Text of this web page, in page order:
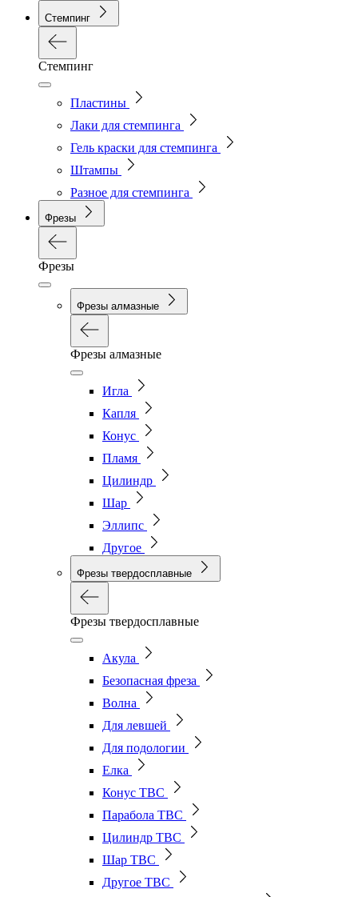
Стемпинг
Стемпинг
Пластины
Лаки для стемпинга
Гель краски для стемпинга
Штампы
Разное для стемпинга
Фрезы
Фрезы
Фрезы алмазные
Фрезы алмазные
Игла
Капля
Конус
Пламя
Цилиндр
Шар
Эллипс
Другое
Фрезы твердосплавные
Фрезы твердосплавные
Акула
Безопасная фреза
Волна
Для левшей
Для подологии
Елка
Конус ТВС
Парабола ТВС
Цилиндр ТВС
Шар ТВС
Другое ТВС